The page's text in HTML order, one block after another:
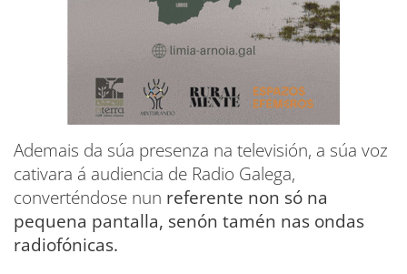
Ademais da súa presenza na televisión, a súa voz
cativara á audiencia de Radio Galega,
converténdose nun referente non só na
pequena pantalla, senón tamén nas ondas
radiofónicas.